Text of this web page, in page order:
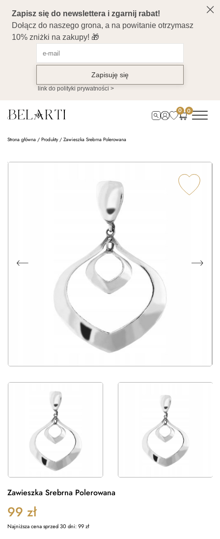
0 0
Strona główna / Produkty/ Zawieszka Srebrna Polerowana
Zawieszka Srebrna Polerowana
99 zł
Najniższa cena sprzed 30 dni:99zł